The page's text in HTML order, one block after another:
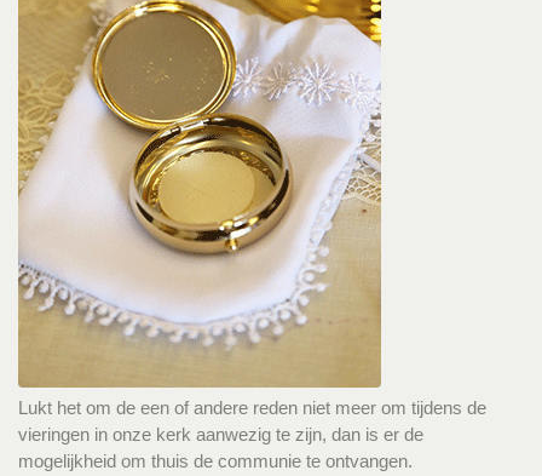
Lukt het om de een of andere reden niet meer om tijdens de
vieringen in onze kerk aanwezig te zijn, dan is er de
mogelijkheid om thuis de communie te ontvangen.